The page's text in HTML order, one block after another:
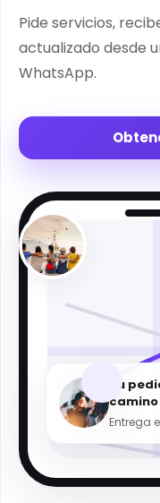
Pide servicios,
actualizado desde
WhatsApp.
Tu
camino
Entrega